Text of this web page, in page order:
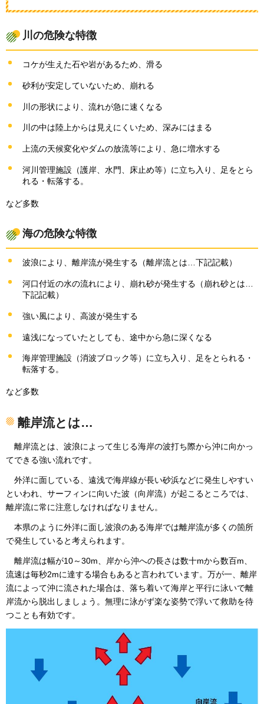
川の危険な特徴
コケが生えた石や岩があるため、滑る
砂利が安定していないため、崩れる
川の形状により、流れが急に速くなる
川の中は陸上からは見えにくいため、深みにはまる
上流の天候変化やダムの放流等により、急に増水する
河川管理施設（護岸、水門、床止め等）に立ち入り、足をとら
れる・転落する。
など多数
海の危険な特徴
波浪により、離岸流が発生する（離岸流とは…下記記載）
河口付近の水の流れにより、崩れ砂が発生する（崩れ砂とは…
下記記載）
強い風により、高波が発生する
遠浅になっていたとしても、途中から急に深くなる
海岸管理施設（消波ブロック等）に立ち入り、足をとられる・
転落する。
など多数
離岸流とは…
離岸流とは、波浪によって生じる海岸の波打ち際から沖に向かっ
てできる強い流れです。
外洋に面している、遠浅で海岸線が長い砂浜などに発生しやすい
といわれ、サーフィンに向いた波（向岸流）が起こるところでは、
離岸流に常に注意しなければなりません。
本県のように外洋に面し波浪のある海岸では離岸流が多くの箇所
で発生していると考えられます。
離岸流は幅が10～30m、岸から沖への長さは数十mから数百m、
流速は毎秒2mに達する場合もあると言われています。万が一、離岸
流によって沖に流された場合は、落ち着いて海岸と平行に泳いで離
岸流から脱出しましょう。無理に泳がず楽な姿勢で浮いて救助を待
つことも有効です。